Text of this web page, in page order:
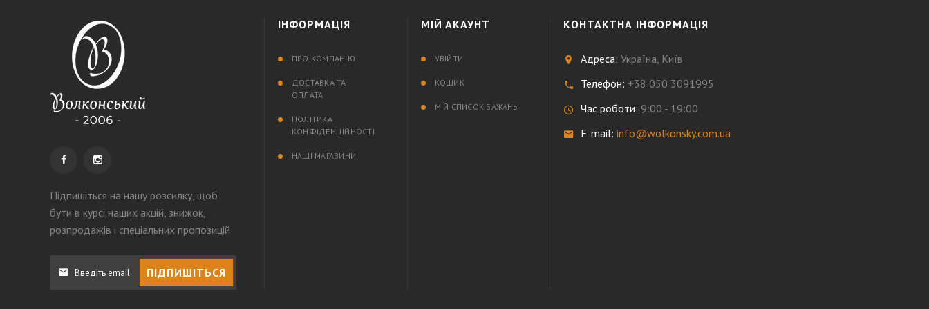
Підпишіться на нашу розсилку, щоб
бути в курсі наших акцій, знижок,
розпродажів і спеціальних пропозицій
ПІДПИШІТЬСЯ
ІНФОРМАЦІЯ
ПРО КОМПАНІЮ
ДОСТАВКА ТА
ОПЛАТА
ПОЛІТИКА
КОНФІДЕНЦІЙНОСТІ
НАШІ МАГАЗИНИ
МІЙ АКАУНТ
УВІЙТИ
КОШИК
МІЙ СПИСОК БАЖАНЬ
КОНТАКТНА ІНФОРМАЦІЯ
Адреса Україна, Київ
Телефон +38 050 3091995
Час роботи 9:00 - 19:00
E-mail info@wolkonsky.com.ua